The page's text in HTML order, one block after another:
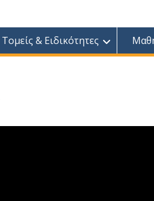
Τομείς & Ειδικότητες